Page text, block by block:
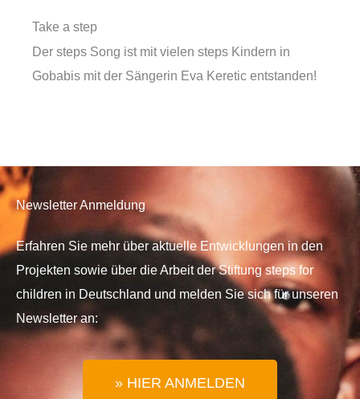
Take a step
Der steps Song ist mit vielen steps Kindern in
Gobabis mit der Sängerin Eva Keretic entstanden!
Newsletter Anmeldung
Erfahren Sie mehr über aktuelle Entwicklungen in den
Projekten sowie über die Arbeit der Stiftung steps for
children in Deutschland und melden Sie sich für unseren
Newsletter an:
» HIER ANMELDEN